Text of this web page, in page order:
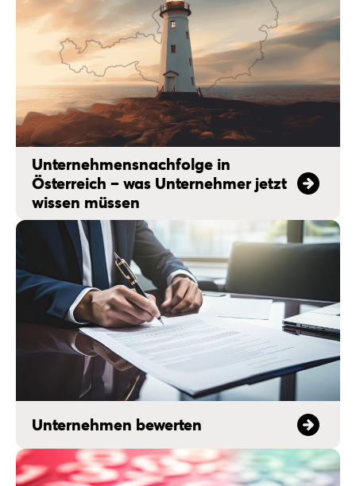
Unternehmensnachfolge in
Österreich – was Unternehmer jetzt
wissen müssen
Unternehmen bewerten